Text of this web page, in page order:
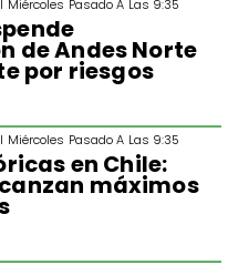
Miércoles Pasado A Las 9:35
de Andes Norte
por riesgos
Miércoles Pasado A Las 9:35
en Chile:
máximos